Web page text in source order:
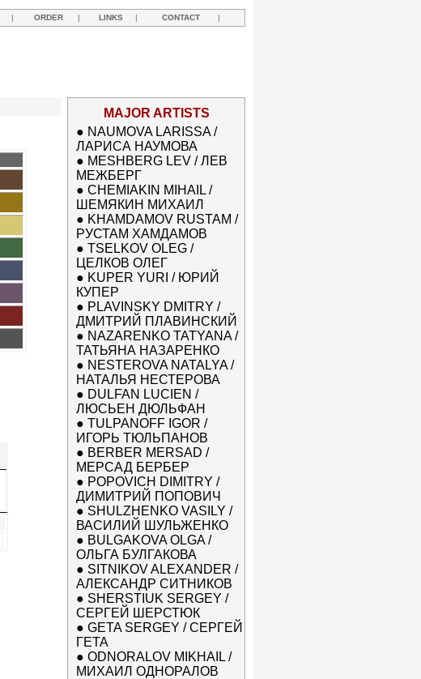
| ORDER | LINKS | CONTACT |
MAJOR ARTISTS
● NAUMOVA LARISSA /
ЛАРИСА НАУМОВА
● MESHBERG LEV / ЛЕВ
МЕЖБЕРГ
● CHEMIAKIN MIHAIL /
ШЕМЯКИН МИХАИЛ
● KHAMDAMOV RUSTAM /
РУСТАМ ХАМДАМОВ
● TSELKOV OLEG /
ЦЕЛКОВ ОЛЕГ
● KUPER YURI / ЮРИЙ
КУПЕР
● PLAVINSKY DMITRY /
ДМИТРИЙ ПЛАВИНСКИЙ
● NAZARENKO TATYANA /
ТАТЬЯНА НАЗАРЕНКО
● NESTEROVA NATALYA /
НАТАЛЬЯ НЕСТЕРОВА
● DULFAN LUCIEN /
ЛЮСЬЕН ДЮЛЬФАН
● TULPANOFF IGOR /
ИГОРЬ ТЮЛЬПАНОВ
● BERBER MERSAD /
МЕРСАД БЕРБЕР
● POPOVICH DIMITRY /
ДИМИТРИЙ ПОПОВИЧ
● SHULZHENKO VASILY /
ВАСИЛИЙ ШУЛЬЖЕНКО
● BULGAKOVA OLGA /
ОЛЬГА БУЛГАКОВА
● SITNIKOV ALEXANDER /
АЛЕКСАНДР СИТНИКОВ
● SHERSTIUK SERGEY /
СЕРГЕЙ ШЕРСТЮК
● GETA SERGEY / СЕРГЕЙ
ГЕТА
● ODNORALOV MIKHAIL /
МИХАИЛ ОДНОРАЛОВ